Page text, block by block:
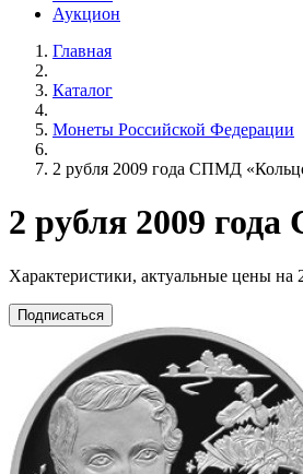
Аукцион
Главная
Каталог
Монеты Российской Федерации
2 рубля 2009 года СПМД
2 рубля 2009
Характеристики, актуальные цены
Подписаться